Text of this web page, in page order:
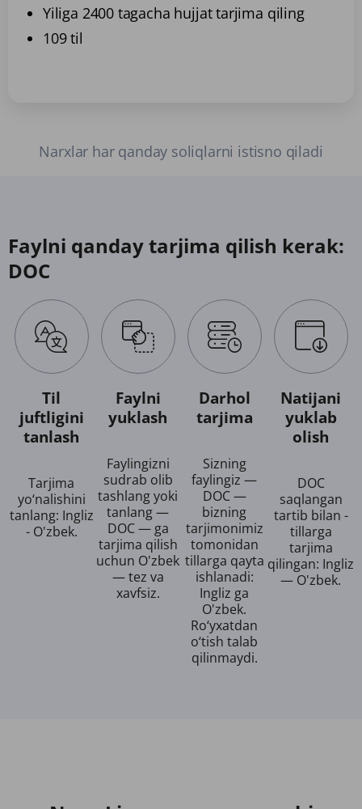
Yiliga 2400 tagacha hujjat tarjima qiling
109 til
Narxlar har qanday soliqlarni istisno qiladi
Faylni qanday tarjima qilish kerak:
DOC
Til
juftligini
tanlash
Tarjima
yo‘nalishini
tanlang: Ingliz
- O'zbek.
Faylni
yuklash
Faylingizni
sudrab olib
tashlang yoki
tanlang —
DOC — ga
tarjima qilish
uchun O'zbek
— tez va
xavfsiz.
Darhol
tarjima
Sizning
faylingiz —
DOC —
bizning
tarjimonimiz
tomonidan
tillarga qayta
ishlanadi:
Ingliz ga
O'zbek.
Ro‘yxatdan
o‘tish talab
qilinmaydi.
Natijani
yuklab
olish
DOC
saqlangan
tartib bilan -
tillarga
tarjima
qilingan: Ingliz
— O'zbek.